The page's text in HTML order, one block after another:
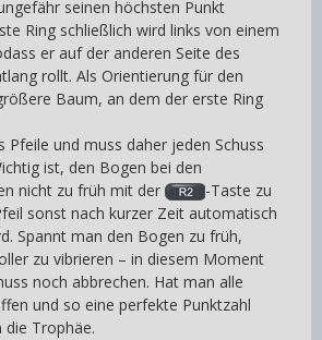
seinen höchsten Punkt
Ring schließlich wird links von einem
er auf der anderen Seite des
rollt. Als Orientierung für den
Baum, an dem der erste Ring
Pfeile und muss daher jeden Schuss
ist, den Bogen bei den
nicht zu früh mit der
-Taste zu
sonst nach kurzer Zeit automatisch
Spannt man den Bogen zu früh,
zu vibrieren – in diesem Moment
noch abbrechen. Hat man alle
und so eine perfekte Punktzahl
die Trophäe.